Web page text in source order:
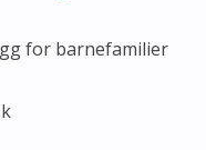
for barnefamilier